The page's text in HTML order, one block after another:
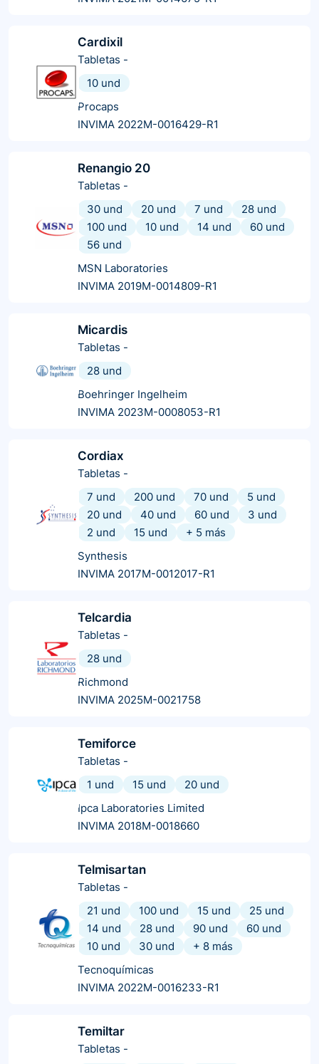
Cardixil
Tabletas -
10 und
Procaps
INVIMA 2022M-0016429-R1
Renangio 20
Tabletas -
30 und
20 und 7 und
28 und
100 und
10 und 14 und
60 und
56 und
MSN Laboratories
INVIMA 2019M-0014809-R1
Micardis
Tabletas -
28 und
Boehringer Ingelheim
INVIMA 2023M-0008053-R1
Cordiax
Tabletas -
7 und
200 und 70 und
5 und
20 und
40 und 60 und
3 und
2 und
15 und + 5 más
Synthesis
INVIMA 2017M-0012017-R1
Telcardia
Tabletas -
28 und
Richmond
INVIMA 2025M-0021758
Temiforce
Tabletas -
1 und
15 und
20 und
Ipca Laboratories Limited
INVIMA 2018M-0018660
Telmisartan
Tabletas -
21 und
100 und 15 und
25 und
14 und
28 und 90 und
60 und
10 und
30 und + 8 más
Tecnoquímicas
INVIMA 2022M-0016233-R1
Temiltar
Tabletas -